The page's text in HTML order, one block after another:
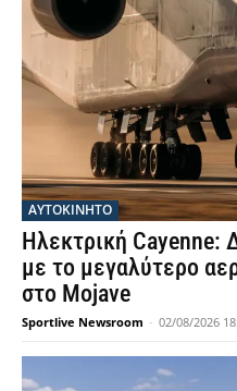
ΑΥΤΟΚΙΝΗΤΟ
Ηλεκτρική Cayenne:
με το μεγαλύτερο
στο Mojave
Sportlive Newsroom - 02/08/2026